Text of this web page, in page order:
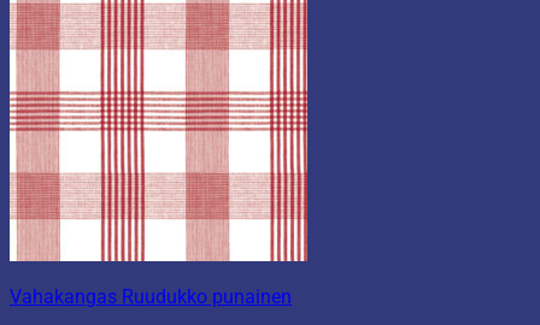
Vahakangas Ruudukko punainen